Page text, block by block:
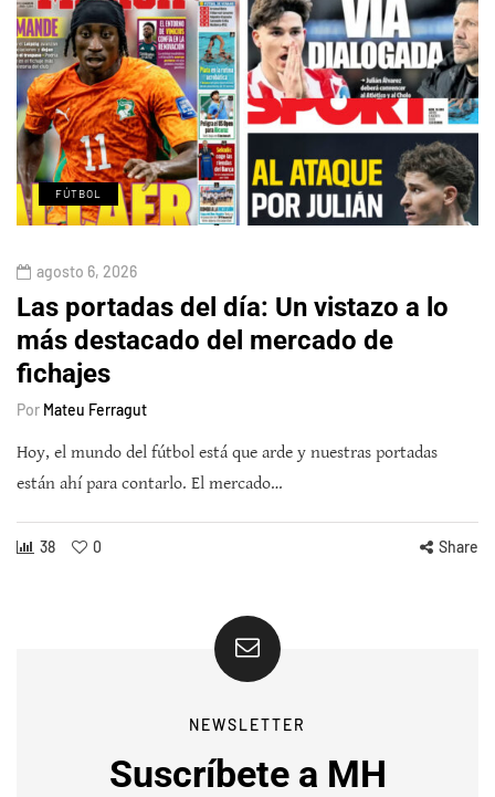
FÚTBOL
agosto 6, 2026
Las portadas del día: Un vistazo a lo
más destacado del mercado de
fichajes
Por Mateu Ferragut
Hoy, el mundo del fútbol está que arde y nuestras portadas
están ahí para contarlo. El mercado…
38 0 Share
NEWSLETTER
Suscríbete a MH